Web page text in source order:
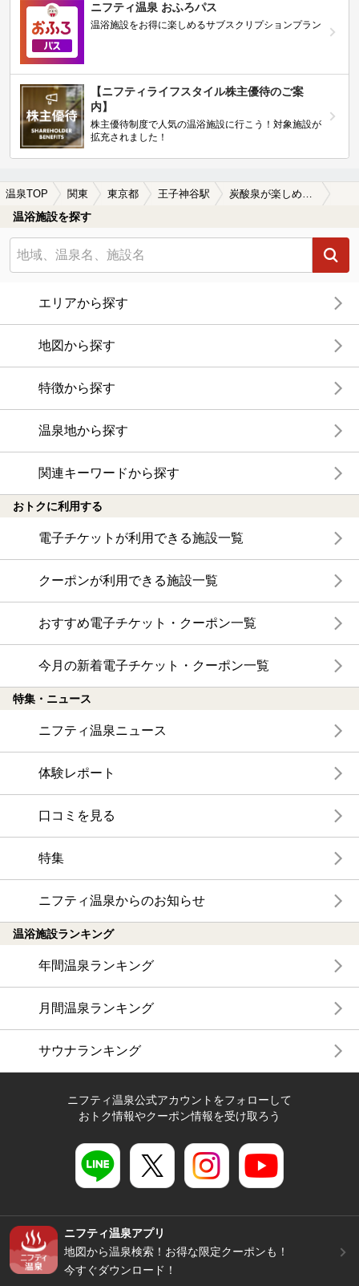
ニフティ温泉 おふろパス
温浴施設をお得に楽しめるサブスクリプションプラン
【ニフティライフスタイル株主優待のご案
内】
株主優待制度で人気の温浴施設に行こう！対象施設が
拡充されました！
温泉TOP 関東 東京都 王子神谷駅 炭酸泉が楽しめる王子神谷駅近くの温泉、日帰り温泉、スーパー銭湯おすすめ
温浴施設を探す
エリアから探す
地図から探す
特徴から探す
温泉地から探す
関連キーワードから探す
おトクに利用する
電子チケットが利用できる施設一覧
クーポンが利用できる施設一覧
おすすめ電子チケット・クーポン一覧
今月の新着電子チケット・クーポン一覧
特集・ニュース
ニフティ温泉ニュース
体験レポート
口コミを見る
特集
ニフティ温泉からのお知らせ
温浴施設ランキング
年間温泉ランキング
月間温泉ランキング
サウナランキング
ニフティ温泉公式アカウントをフォローして
おトク情報やクーポン情報を受け取ろう
ニフティ温泉アプリ
地図から温泉検索！お得な限定クーポンも！
今すぐダウンロード！